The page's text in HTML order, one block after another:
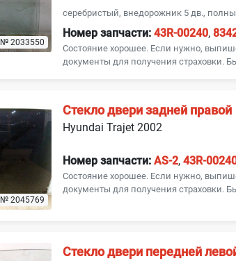
№ 2033550
серебристый, внедорожник 5 дв.,
Номер запчасти: 43R-00240,
Состояние хорошее. Если нужно,
документы для получения страховки.
№ 2045769
Стекло двери задней правой
Hyundai Trajet 2002
Номер запчасти: AS-2,43R-
Состояние хорошее. Если нужно,
документы для получения страховки.
Стекло двери передней